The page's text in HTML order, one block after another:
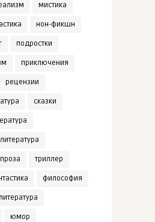
мистика
нон-фикшн
подростки
приключения
рецензии
сказки
триллер
философия
юмор